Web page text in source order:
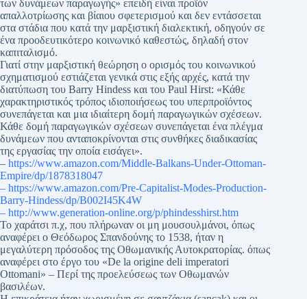
των δυνάμεων παραγωγής» επειδή είναι προϊόν
απαλλοτρίωσης και βίαιου σφετερισμού και δεν εντάσσεται
στα στάδια που κατά την μαρξιστική διαλεκτική, οδηγούν σε
ένα προοδευτικότερο κοινωνικό καθεστώς, δηλαδή στον
καπιταλισμό.
Γιατί στην μαρξιστική θεώρηση ο ορισμός του κοινωνικού
σχηματισμού εστιάζεται γενικά στις εξής αρχές, κατά την
διατύπωση του Barry Hindess και του Paul Hirst: «Κάθε
χαρακτηριστικός τρόπος ιδιοποιήσεως του υπερπροϊόντος
συνεπάγεται και μια ιδιαίτερη δομή παραγωγικών σχέσεων.
Κάθε δομή παραγωγικών σχέσεων συνεπάγεται ένα πλέγμα
δυνάμεων που ανταποκρίνονται στις συνθήκες διαδικασίας
της εργασίας την οποία εισάγει».
– https://www.amazon.com/Middle-Balkans-Under-Ottoman-
Empire/dp/1878318047
– https://www.amazon.com/Pre-Capitalist-Modes-Production-
Barry-Hindess/dp/B002I45K4W
– http://www.generation-online.org/p/phindesshirst.htm
Το χαράτσι π.χ, που πλήρωναν οι μη μουσουλμάνοι, όπως
αναφέρει ο Θεόδωρος Σπανδούνης το 1538, ήταν η
μεγαλύτερη πρόσοδος της Οθωμανικής Αυτοκρατορίας. όπως
αναφέρει στο έργο του «De la origine deli imperatori
Ottomani» – Περί της προελεύσεως των Οθωμανών
βασιλέων.